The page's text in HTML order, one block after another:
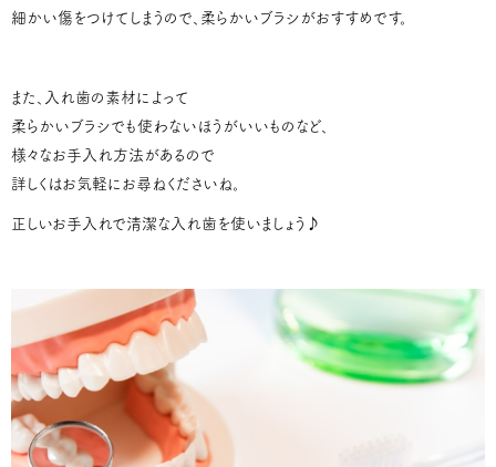
細かい傷をつけてしまうので、柔らかいブラシがおすすめです。
また、入れ歯の素材によって
柔らかいブラシでも使わないほうがいいものなど、
様々なお手入れ方法があるので
詳しくはお気軽にお尋ねくださいね。
正しいお手入れで清潔な入れ歯を使いましょう♪